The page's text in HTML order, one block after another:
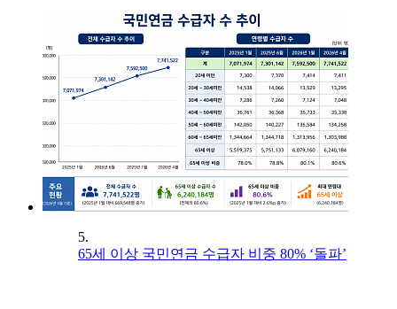
5.
65세 이상 국민연금 수급자 비중 80% ‘돌파’